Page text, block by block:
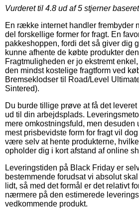
Vurderet til 4.8 ud af 5 stjerner
En række internet handler frembyder
del forskellige former for fragt. En
pakkeshoppen, fordi det så giver dig
kunne afhente de købte produkter
Fragtmuligheden er jo ekstremt
den mindst kostelige fragtform ved
Bremseklodser til Road/Level
Sintered).
Du burde tillige prøve at få det
ud til din arbejdsplads.
mere omkostningsfuld, men
mest prisbevidste form for fragt vil
være selv at hente produkterne,
opholder dig i kort afstand af online
Leveringstiden på Black Friday er
bestemmende forudsat vi absolut
lidt, så med det formål er det relativt
nærmere på den estimerede
vedkommende produkt.